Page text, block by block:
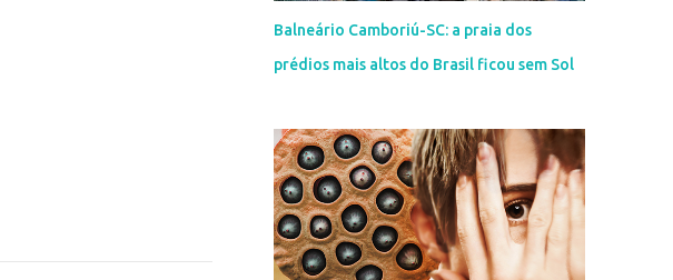
Balneário Camboriú-SC: a praia dos
prédios mais altos do Brasil ficou sem Sol